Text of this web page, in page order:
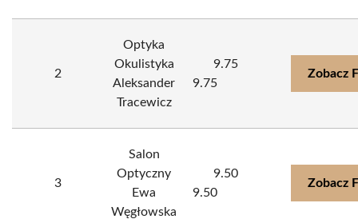
2
Optyka
Okulistyka
Aleksander
Tracewicz
9.75
9.75
Zobacz
3
Salon
Optyczny
Ewa
Węgłowska
9.50
9.50
Zobacz